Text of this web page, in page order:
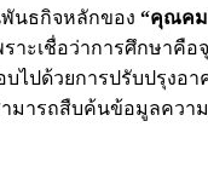
พันธกิจหลักของ “คุณคม
าะเชื่อว่าการศึกษา
ปด้วยการปรับปรุงอ
มารถสืบค้นข้อมูลควา